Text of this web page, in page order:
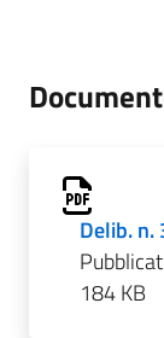
Delib. n.
184 KB